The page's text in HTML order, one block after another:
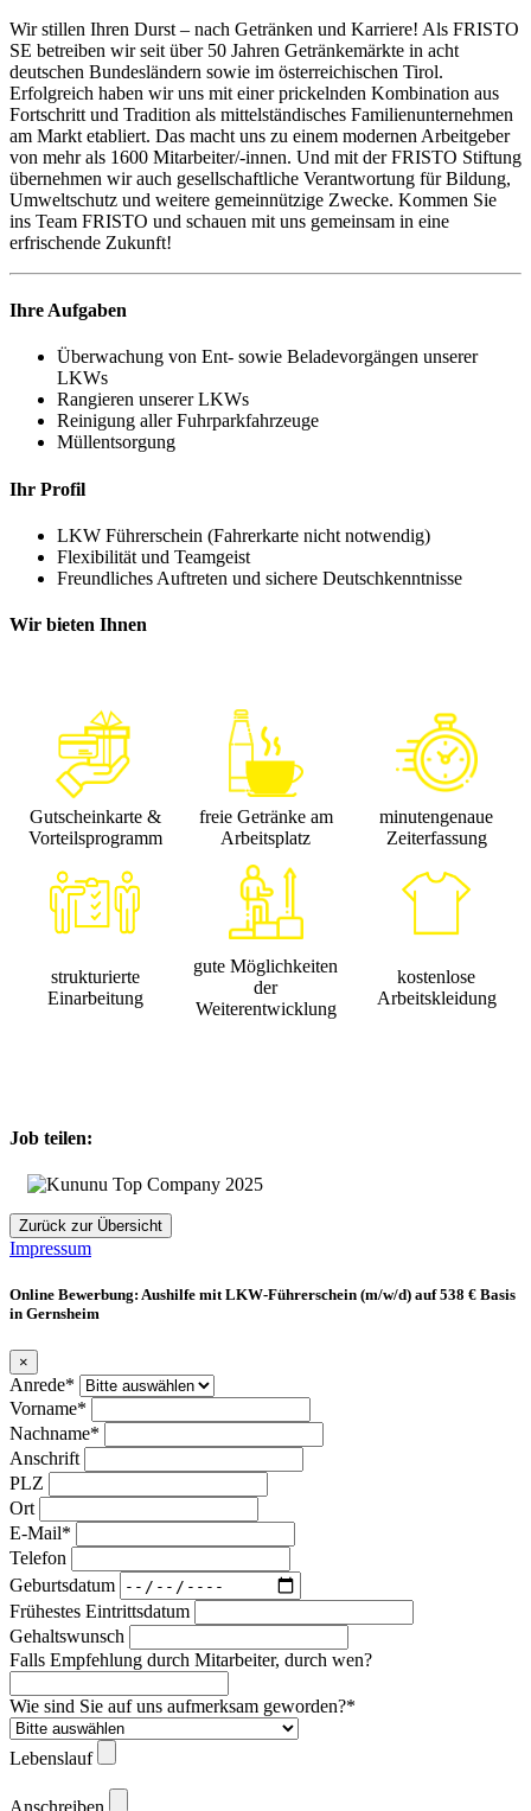
Wir stillen Ihren Durst – nach Getränken und Karriere! Als FRISTO
SE betreiben wir seit über 50 Jahren Getränkemärkte in acht
deutschen Bundesländern sowie im österreichischen Tirol.
Erfolgreich haben wir uns mit einer prickelnden Kombination aus
Fortschritt und Tradition als mittelständisches Familienunternehmen
am Markt etabliert. Das macht uns zu einem modernen Arbeitgeber
von mehr als 1600 Mitarbeiter/-innen. Und mit der FRISTO Stiftung
übernehmen wir auch gesellschaftliche Verantwortung für Bildung,
Umweltschutz und weitere gemeinnützige Zwecke. Kommen Sie
ins Team FRISTO und schauen mit uns gemeinsam in eine
erfrischende Zukunft!
Ihre Aufgaben
Überwachung von Ent- sowie Beladevorgängen unserer
LKWs
Rangieren unserer LKWs
Reinigung aller Fuhrparkfahrzeuge
Müllentsorgung
Ihr Profil
LKW Führerschein (Fahrerkarte nicht notwendig)
Flexibilität und Teamgeist
Freundliches Auftreten und sichere Deutschkenntnisse
Wir bieten Ihnen
Gutscheinkarte &
Vorteilsprogramm
freie Getränke am
Arbeitsplatz
minutengenaue
Zeiterfassung
strukturierte
Einarbeitung
gute Möglichkeiten
der
Weiterentwicklung
kostenlose
Arbeitskleidung
Job teilen:
Zurück zur Übersicht
Impressum
Online Bewerbung: Aushilfe mit LKW-Führerschein (m/w/d) auf 538 € Basis
in Gernsheim
×
Anrede*
Vorname*
Nachname*
Anschrift
PLZ
Ort
E-Mail*
Telefon
Geburtsdatum
Frühestes Eintrittsdatum
Gehaltswunsch
Falls Empfehlung durch Mitarbeiter, durch wen?
Wie sind Sie auf uns aufmerksam geworden?*
Lebenslauf